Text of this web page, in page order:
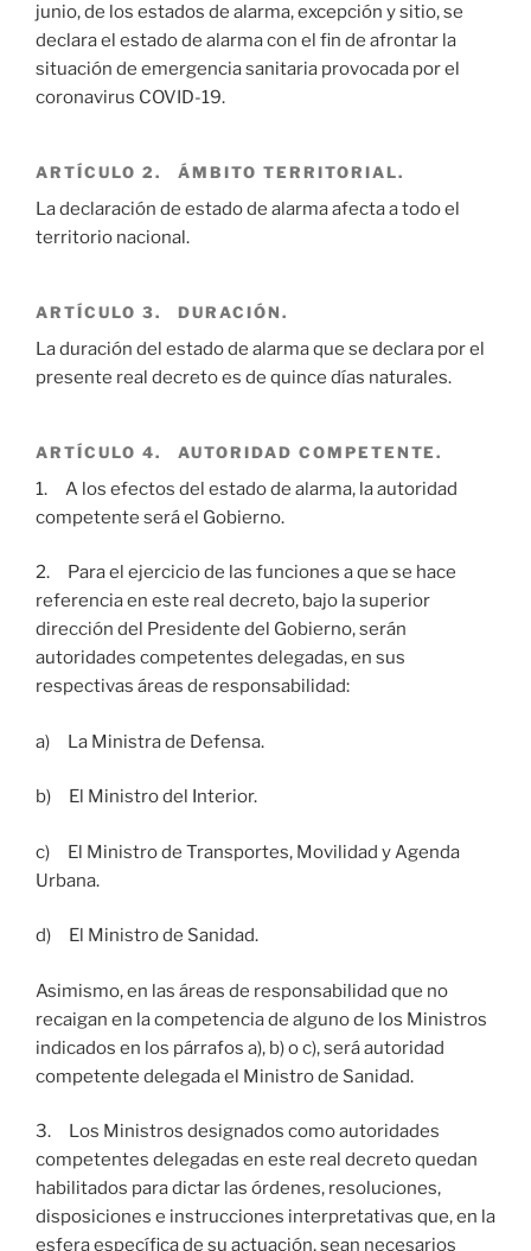
junio, de los estados de alarma, excepción y sitio, se
declara el estado de alarma con el fin de afrontar la
situación de emergencia sanitaria provocada por el
coronavirus COVID-19.
ARTÍCULO 2. ÁMBITO TERRITORIAL.
La declaración de estado de alarma afecta a todo el
territorio nacional.
ARTÍCULO 3. DURACIÓN.
La duración del estado de alarma que se declara por el
presente real decreto es de quince días naturales.
ARTÍCULO 4. AUTORIDAD COMPETENTE.
1. A los efectos del estado de alarma, la autoridad
competente será el Gobierno.
2. Para el ejercicio de las funciones a que se hace
referencia en este real decreto, bajo la superior
dirección del Presidente del Gobierno, serán
autoridades competentes delegadas, en sus
respectivas áreas de responsabilidad:
a) La Ministra de Defensa.
b) El Ministro del Interior.
c) El Ministro de Transportes, Movilidad y Agenda
Urbana.
d) El Ministro de Sanidad.
Asimismo, en las áreas de responsabilidad que no
recaigan en la competencia de alguno de los Ministros
indicados en los párrafos a), b) o c), será autoridad
competente delegada el Ministro de Sanidad.
3. Los Ministros designados como autoridades
competentes delegadas en este real decreto quedan
habilitados para dictar las órdenes, resoluciones,
disposiciones e instrucciones interpretativas que, en la
esfera específica de su actuación, sean necesarios